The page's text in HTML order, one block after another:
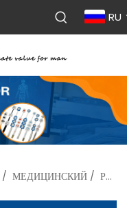
RU
/ МЕДИЦИНСКИЙ / РЕАКТИВНЫЙ ЭЛЕКТРОДНЫЙ ДАТЧИК ЭМГ ДЛЯ ГОРТАНИ